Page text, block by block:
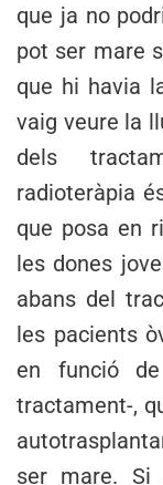
que ja no
pot ser mare
que hi havia
vaig veure la
dels
radioteràpia
que posa en
les dones
abans del
les pacients
en funció
tractament-,
ser mare. Si